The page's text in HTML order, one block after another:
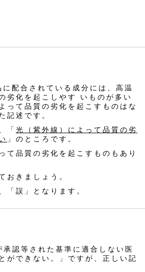
配合されている成分には、高温
劣化を起こしやす いものが多い
って品質の劣化を起こすものはな
記述です。
「 光（紫外線）によって品質の劣
」のところです。
て品質の劣化を起こすものもあり
おきましょう。
誤」となります。
認等された基準に適合しない医
ができない。」ですが、正しい記